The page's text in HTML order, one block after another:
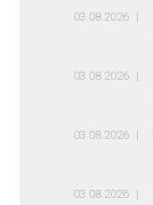
03.08.2026
03.08.2026
03.08.2026
03.08.2026